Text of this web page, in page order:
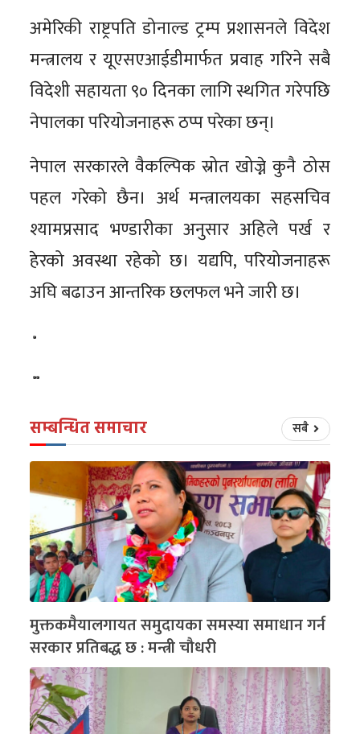
अमेरिकी राष्ट्रपति डोनाल्ड ट्रम्प प्रशासनले विदेश
मन्त्रालय र यूएसएआईडीमार्फत प्रवाह गरिने सबै
विदेशी सहायता ९० दिनका लागि स्थगित गरेपछि
नेपालका परियोजनाहरू ठप्प परेका छन्।
नेपाल सरकारले वैकल्पिक स्रोत खोज्ने कुनै ठोस
पहल गरेको छैन। अर्थ मन्त्रालयका सहसचिव
श्यामप्रसाद भण्डारीका अनुसार अहिले पर्ख र
हेरको अवस्था रहेको छ। यद्यपि, परियोजनाहरू
अघि बढाउन आन्तरिक छलफल भने जारी छ।
सम्बन्धित समाचार सबै
मुक्तकमैयालगायत समुदायका समस्या समाधान गर्न
सरकार प्रतिबद्ध छ : मन्त्री चौधरी